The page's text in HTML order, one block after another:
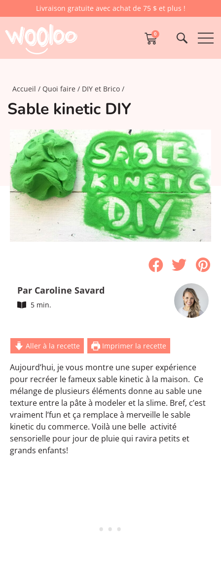
Livraison gratuite avec achat de 75 $ et plus !
0
Accueil Quoi faire DIY et Brico
Sable kinetic DIY
Par Caroline Savard
5 min.
Aller à la recette Imprimer la recette
Aujourd’hui, je vous montre une super expérience
pour recréer le fameux sable kinetic à la maison. Ce
mélange de plusieurs éléments donne au sable une
texture entre la pâte à modeler et la slime. Bref, c’est
vraiment l’fun et ça remplace à merveille le sable
kinetic du commerce. Voilà une belle activité
sensorielle pour jour de pluie qui ravira petits et
grands enfants!